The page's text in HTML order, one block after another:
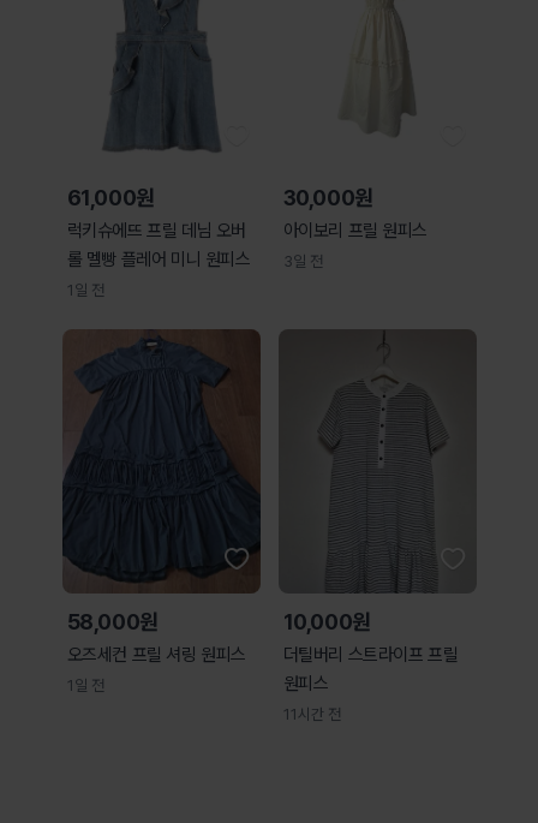
61,000원
럭키슈에뜨 프릴 데님 오버
롤 멜빵 플레어 미니 원피스
1일 전
30,000원
아이보리 프릴 원피스
3일 전
58,000원
오즈세컨 프릴 셔링 원피스
1일 전
10,000원
더틸버리 스트라이프 프릴
원피스
11시간 전